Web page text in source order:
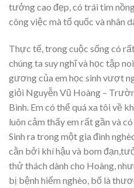
tưởng cao đẹp, có trái tim
công việc mà tổ quốc và nhân
Thực tế, trong cuộc sống có
chúng ta suy nghĩ và học tập
gương của em học sinh vượt
giỏi Nguyễn Vũ Hoàng –
Bình. Em có thể quá xa tôi về
luôn cảm thấy em rất gần và
Sinh ra trong một gia đình
cằn bởi khí hậu và bom
thử thách dành cho Hoàng,
bị bệnh hiểm nghèo, bố là